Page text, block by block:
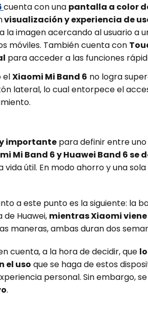
cuenta con una pantalla a color
visualización y experiencia de
a la imagen acercando al usuario a
móviles. También cuenta con
para acceder a las funciones
elXiaomi Mi Band 6 no logra
lateral, lo cual entorpece el
importante para definir entre
Mi Band 6 y Huawei Band 6 se
útil. En modo ahorro y una
a este punto es la siguiente: la
Huawei, mientras Xiaomi viene
maneras, ambas duran dos
cuenta, a la hora de decidir, que
el uso que se haga de estos
personal. Sin embargo,
.